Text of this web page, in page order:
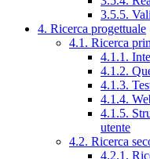
3.5.5.
4. Ricerca progettuale
4.1. Ricerca
4.1.1.
4.1.2.
4.1.3.
4.1.4.
4.1.5.
utente
4.2. Ricerca
4.2.1.